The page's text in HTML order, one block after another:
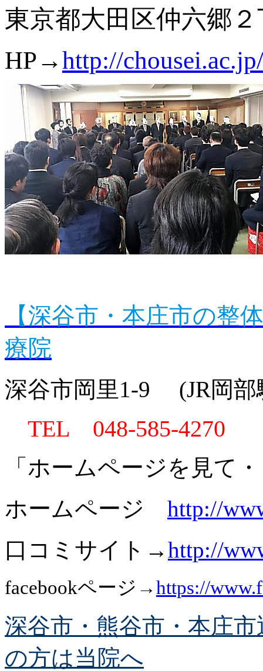
東京都大田区仲六郷
HP→http://chousei.ac.jp/
【深谷市・本庄市の整
療院
深谷市岡里1-9 (JR岡部
TEL 048-585-4270
「ホームページを見て
ホームページ http://
口コミサイト→http://
facebookページ→https://
深谷市・熊谷市・本庄
の方は当院へ